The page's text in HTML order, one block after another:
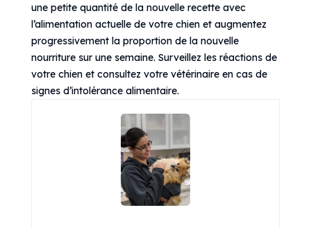
une petite quantité de la nouvelle recette avec
l’alimentation actuelle de votre chien et augmentez
progressivement la proportion de la nouvelle
nourriture sur une semaine. Surveillez les réactions de
votre chien et consultez votre vétérinaire en cas de
signes d’intolérance alimentaire.